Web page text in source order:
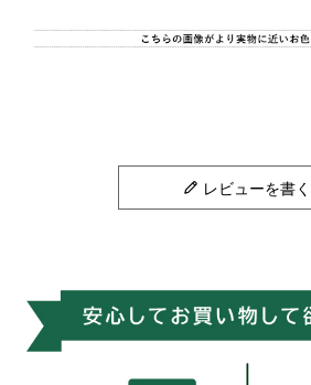
レビューを書く